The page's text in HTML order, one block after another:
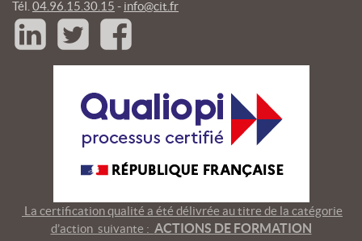
Tél. 04.96.15.30.15 - info@cit.fr
La certification qualité a été délivrée au titre de la catégorie
d’action suivante : ACTIONS DE FORMATION